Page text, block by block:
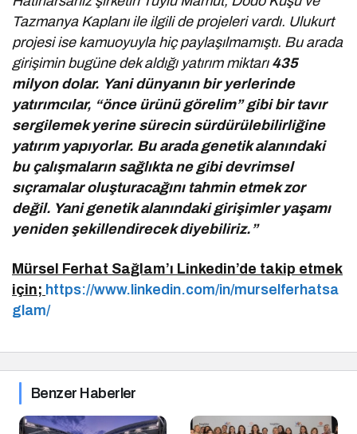
Tazmanya Kaplanı ile ilgili de projeleri vardı. Ulukurt
projesi ise kamuoyuyla hiç paylaşılmamıştı. Bu arada
girişimin bugüne dek aldığı yatırım miktarı 435
milyon dolar. Yanidünyanın bir yerlerinde
yatırımcılar, “önce ürünü görelim” gibi bir tavır
sergilemek yerine sürecin sürdürülebilirliğine
yatırım yapıyorlar. Bu arada genetik alanındaki
bu çalışmaların sağlıkta ne gibi devrimsel
sıçramalar oluşturacağını tahmin etmek zor
değil. Yani genetik alanındaki girişimler yaşamı
yeniden şekillendirecek diyebiliriz.”
Mürsel Ferhat Sağlam’ı Linkedin’de takip etmek
için; https://www.linkedin.com/in/murselferhatsa
glam/
Benzer Haberler